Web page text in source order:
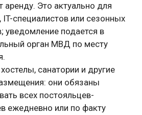
аренду. Это актуально для
IT-специалистов или сезонных
уведомление подается в
орган МВД по месту
санатории и другие
они обязаны
всех постояльцев-
ежедневно или по факту